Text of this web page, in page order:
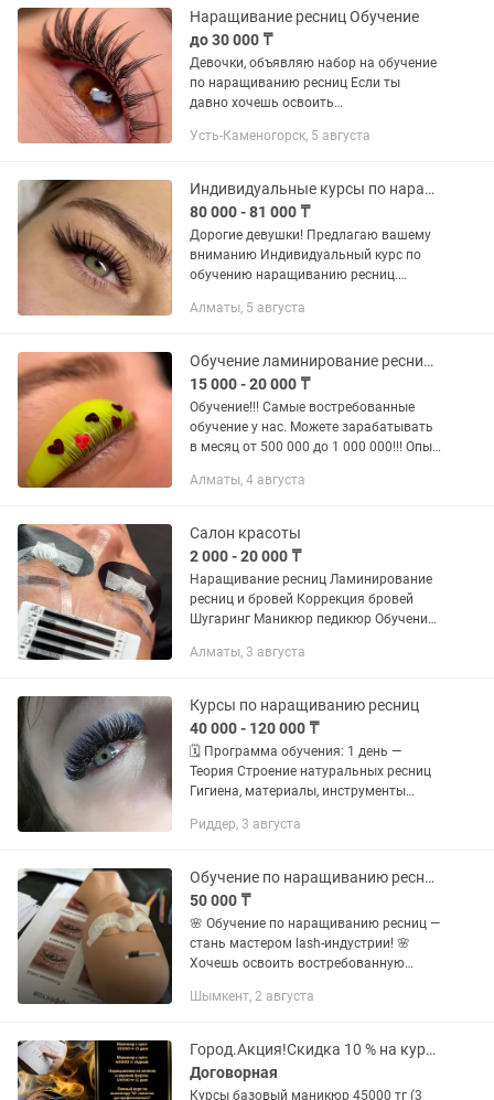
Наращивание ресниц Обучение
до 30 000 ₸
Девочки, объявляю набор на обучение
по наращиванию ресниц Если ты
давно хочешь освоить
профессию — это твой шанс! Обучение
практика на...
Усть-Каменогорск, 5 августа
Индивидуальные курсы по наращиванию ресниц
80 000 - 81 000 ₸
Дорогие девушки! Предлагаю вашему
вниманию Индивидуальный курс по
обучению наращиванию ресниц.
15 лет. В моей команде на данный
Алматы, 5 августа
Обучение ламинирование ресниц и бровей
15 000 - 20 000 ₸
Обучение!!! Самые востребованные
обучение у нас. Можете зарабатывать
в месяц от 500 000 до 1 000 000!!! Опыт
"базовый курс" входит: - Классика - 2D -
Алматы, 4 августа
Салон красоты
2 000 - 20 000 ₸
Наращивание ресниц Ламинирование
ресниц и бровей Коррекция бровей
Шугаринг Маникюр педикюр Обучение
Алматы, 3 августа
Курсы по наращиванию ресниц
40 000 - 120 000 ₸
🗓 Программа обучения: 1 день —
Теория Строение натуральных ресниц
Гигиена, материалы, инструменты
при наращивании 2 день — Практика
Риддер, 3 августа
Обучение по наращиванию ресниц стань мастером lash-индустрии!
50 000 ₸
🌸 Обучение по наращиванию ресниц —
стань мастером lash-индустрии! 🌸
Хочешь освоить востребованную
600 тыс на ресницах ? Приходи на
Шымкент, 2 августа
Город.Акция!Скидка 10 % на курсы маникюр,наращивание ресниц,ламинирование
Договорная
Курсы базовый маникюр 45000 тг (3